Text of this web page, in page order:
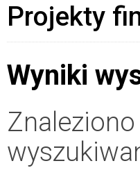
Projekty
Wyniki